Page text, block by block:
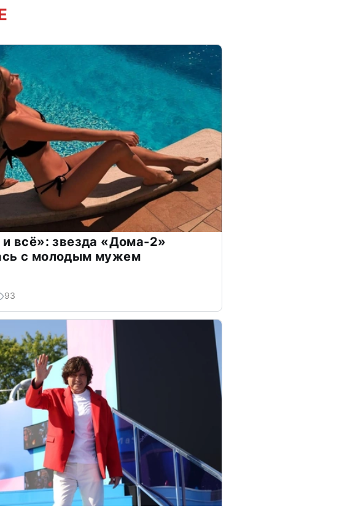
и всё»: звезда «Дома-2»
с молодым мужем
93